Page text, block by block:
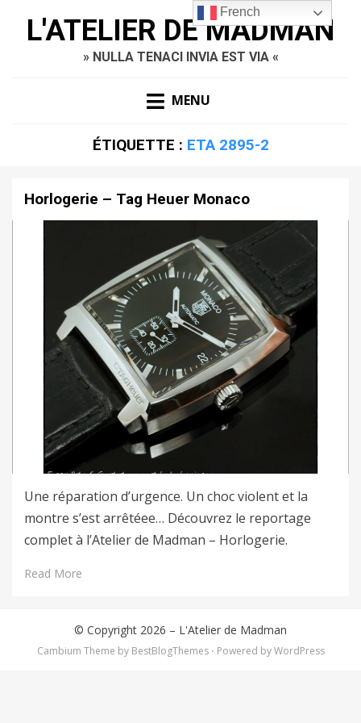
L'ATELIER DE MADMAN
» NULLA TENACI INVIA EST VIA «
MENU
ÉTIQUETTE : ETA 2895-2
Horlogerie – Tag Heuer Monaco
Une réparation d’urgence. Un choc violent et la
montre s’est arrêtéee… Découvrez le reportage
complet à l’Atelier de Madman – Horlogerie.
Read More
© Copyright 2026 – L'Atelier de Madman
Cambium Theme by BestBlogThemes ⋅ Powered byWordPress
French